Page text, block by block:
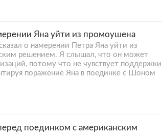
Яна уйти из промоушена
о намерении Петра Яна уйти из
решением. Я слышал, что он может
потому что не чувствует поддержки
поражение Яна в поединке с Шоном
поединком с американским